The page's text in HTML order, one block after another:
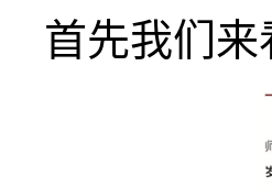
首先我们